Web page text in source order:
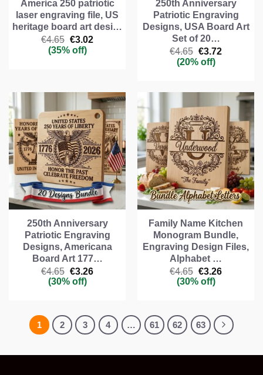
America 250 patriotic
laser engraving file, US
heritage board art desi…
€4.65 Il
prezzo
originale
€3.02Il
(35% off)
250th Anniversary
Patriotic Engraving
Designs, USA Board Art
Set of 20…
€4.65 Il
prezzo
originale
€3.72Il
(20% off)
250th Anniversary
Patriotic Engraving
Designs, Americana
Board Art 177…
€4.65 Il
prezzo
originale
€3.26Il
(30% off)
Family Name Kitchen
Monogram Bundle,
Engraving Design Files,
Alphabet …
€4.65 Il
prezzo
originale
€3.26Il
(30% off)
1 2 3 4 … 61 62 63